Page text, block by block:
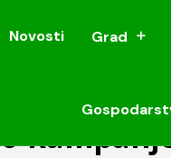
Novosti Grad
Novosti Grad